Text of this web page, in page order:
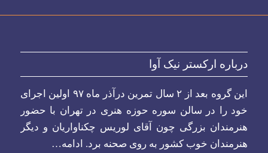
درباره ارکستر نیک آوا
این گروه بعد از ۲ سال تمرین درآذر ماه ۹۷ اولین اجرای
خود را در سالن سوره حوزه هنری در تهران با حضور
هنرمندان بزرگی چون آقای لوریس چکناواریان و دیگر
هنرمندان خوب کشور به روی صحنه برد. ادامه…